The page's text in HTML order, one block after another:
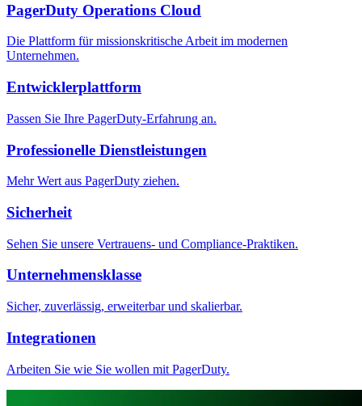
PagerDuty Operations Cloud
Die Plattform für missionskritische Arbeit im modernen
Unternehmen.
Entwicklerplattform
Passen Sie Ihre PagerDuty-Erfahrung an.
Professionelle Dienstleistungen
Mehr Wert aus PagerDuty ziehen.
Sicherheit
Sehen Sie unsere Vertrauens- und Compliance-Praktiken.
Unternehmensklasse
Sicher, zuverlässig, erweiterbar und skalierbar.
Integrationen
Arbeiten Sie wie Sie wollen mit PagerDuty.